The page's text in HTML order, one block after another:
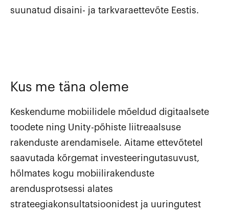
suunatud disaini- ja tarkvaraettevõte Eestis.
Kus me täna oleme
Keskendume mobiilidele mõeldud digitaalsete
toodete ning Unity-põhiste liitreaalsuse
rakenduste arendamisele. Aitame ettevõtetel
saavutada kõrgemat investeeringutasuvust,
hõlmates kogu mobiilirakenduste
arendusprotsessi alates
strateegiakonsultatsioonidest ja uuringutest